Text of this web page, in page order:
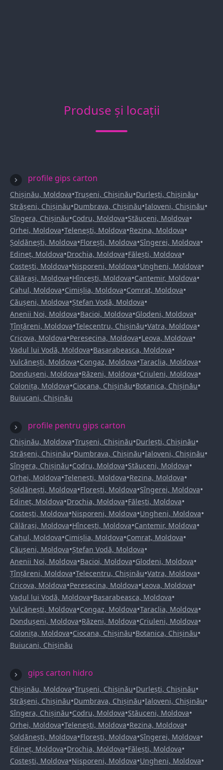
Produse și locații
profile gips carton
Chișinău, Moldova•Trușeni, Chișinău•Durlești, Chișinău•
Strășeni, Chișinău•Dumbrava, Chișinău•Ialoveni, Chișinău•
Sîngera, Chișinău•Codru, Moldova•Stăuceni, Moldova•
Orhei, Moldova•Telenești, Moldova•Rezina, Moldova•
Șoldănești, Moldova•Florești, Moldova•Sîngerei, Moldova•
Edineț, Moldova•Drochia, Moldova•Fălești, Moldova•
Costești, Moldova•Nisporeni, Moldova•Ungheni, Moldova•
Călărași, Moldova•Hîncești, Moldova•Cantemir, Moldova•
Cahul, Moldova•Cimișlia, Moldova•Comrat, Moldova•
Căușeni, Moldova•Ștefan Vodă, Moldova•
Anenii Noi, Moldova•Bacioi, Moldova•Glodeni, Moldova•
Țînțăreni, Moldova•Telecentru, Chișinău•Vatra, Moldova•
Cricova, Moldova•Peresecina, Moldova•Leova, Moldova•
Vadul lui Vodă, Moldova•Basarabeasca, Moldova•
Vulcănești, Moldova•Congaz, Moldova•Taraclia, Moldova•
Dondușeni, Moldova•Răzeni, Moldova•Criuleni, Moldova•
Colonița, Moldova•Ciocana, Chișinău•Botanica, Chișinău•
Buiucani, Chișinău
profile pentru gips carton
Chișinău, Moldova•Trușeni, Chișinău•Durlești, Chișinău•
Strășeni, Chișinău•Dumbrava, Chișinău•Ialoveni, Chișinău•
Sîngera, Chișinău•Codru, Moldova•Stăuceni, Moldova•
Orhei, Moldova•Telenești, Moldova•Rezina, Moldova•
Șoldănești, Moldova•Florești, Moldova•Sîngerei, Moldova•
Edineț, Moldova•Drochia, Moldova•Fălești, Moldova•
Costești, Moldova•Nisporeni, Moldova•Ungheni, Moldova•
Călărași, Moldova•Hîncești, Moldova•Cantemir, Moldova•
Cahul, Moldova•Cimișlia, Moldova•Comrat, Moldova•
Căușeni, Moldova•Ștefan Vodă, Moldova•
Anenii Noi, Moldova•Bacioi, Moldova•Glodeni, Moldova•
Țînțăreni, Moldova•Telecentru, Chișinău•Vatra, Moldova•
Cricova, Moldova•Peresecina, Moldova•Leova, Moldova•
Vadul lui Vodă, Moldova•Basarabeasca, Moldova•
Vulcănești, Moldova•Congaz, Moldova•Taraclia, Moldova•
Dondușeni, Moldova•Răzeni, Moldova•Criuleni, Moldova•
Colonița, Moldova•Ciocana, Chișinău•Botanica, Chișinău•
Buiucani, Chișinău
gips carton hidro
Chișinău, Moldova•Trușeni, Chișinău•Durlești, Chișinău•
Strășeni, Chișinău•Dumbrava, Chișinău•Ialoveni, Chișinău•
Sîngera, Chișinău•Codru, Moldova•Stăuceni, Moldova•
Orhei, Moldova•Telenești, Moldova•Rezina, Moldova•
Șoldănești, Moldova•Florești, Moldova•Sîngerei, Moldova•
Edineț, Moldova•Drochia, Moldova•Fălești, Moldova•
Costești, Moldova•Nisporeni, Moldova•Ungheni, Moldova•